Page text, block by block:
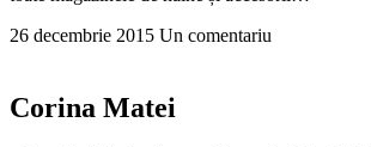
26 decembrie 2015 Un comentariu
Corina Matei